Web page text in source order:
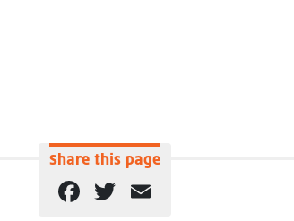
Share this page
Facebook
Twitter